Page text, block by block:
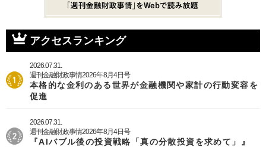
アクセスランキング
2026.07.31.
週刊金融財政事情2026年8月4日号
本格的な金利のある世界が金融機関や家計の行動変容を
促進
2026.07.31.
週刊金融財政事情2026年8月4日号
『AIバブル後の投資戦略「真の分散投資を求めて」』